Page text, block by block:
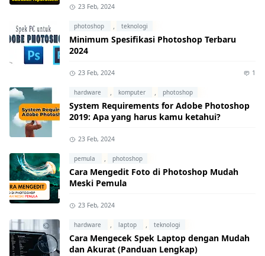
23 Feb, 2024
photoshop , teknologi
Minimum Spesifikasi Photoshop Terbaru
2024
23 Feb, 2024 1
hardware , komputer , photoshop
System Requirements for Adobe Photoshop
2019: Apa yang harus kamu ketahui?
23 Feb, 2024
pemula , photoshop
Cara Mengedit Foto di Photoshop Mudah
Meski Pemula
23 Feb, 2024
hardware , laptop , teknologi
Cara Mengecek Spek Laptop dengan Mudah
dan Akurat (Panduan Lengkap)